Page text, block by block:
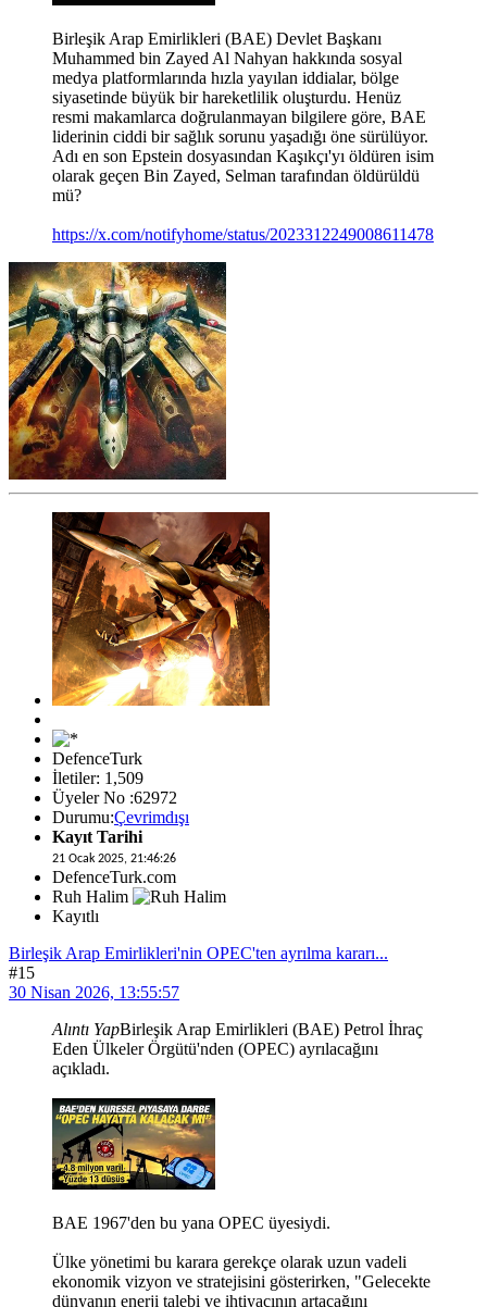
Birleşik Arap Emirlikleri (BAE) Devlet Başkanı
Muhammed bin Zayed Al Nahyan hakkında sosyal
medya platformlarında hızla yayılan iddialar, bölge
siyasetinde büyük bir hareketlilik oluşturdu. Henüz
resmi makamlarca doğrulanmayan bilgilere göre, BAE
liderinin ciddi bir sağlık sorunu yaşadığı öne sürülüyor.
Adı en son Epstein dosyasından Kaşıkçı'yı öldüren isim
olarak geçen Bin Zayed, Selman tarafından öldürüldü
mü?
https://x.com/notifyhome/status/2023312249008611478
DefenceTurk
İletiler: 1,509
Üyeler No :62972
Durumu:Çevrimdışı
Kayıt Tarihi
21 Ocak 2025, 21:46:26
DefenceTurk.com
Ruh Halim
Kayıtlı
Birleşik Arap Emirlikleri'nin OPEC'ten ayrılma kararı...
#15
30 Nisan 2026, 13:55:57
Alıntı YapBirleşik Arap Emirlikleri (BAE) Petrol İhraç
Eden Ülkeler Örgütü'nden (OPEC) ayrılacağını
açıkladı.
BAE 1967'den bu yana OPEC üyesiydi.
Ülke yönetimi bu karara gerekçe olarak uzun vadeli
ekonomik vizyon ve stratejisini gösterirken, "Gelecekte
dünyanın enerji talebi ve ihtiyacının artacağını